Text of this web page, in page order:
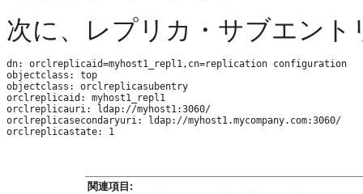
次に、
レプリカ・サブエン
dn: orclreplicaid=myhost1_repl1,cn=replication configuration
objectclass: top
objectclass: orclreplicasubentry
orclreplicaid: myhost1_repl1
orclreplicauri: ldap://myhost1:3060/
orclreplicasecondaryuri: ldap://myhost1.mycompany.com:3060/
関連項目: